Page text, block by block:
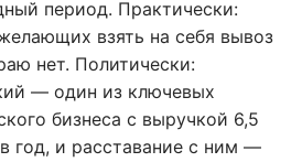
период. Практически:
взять на себя вывоз
нет. Политически:
— один из ключевых
бизнеса с выручкой 6,5
год, и расставание с ним —